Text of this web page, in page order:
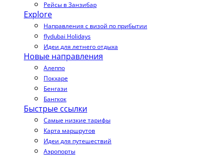
Рейсы в Занзибар
Explore
Направления с визой по прибытии
flydubai Holidays
Идеи для летнего отдыха
Новые направления
Алеппо
Покхаре
Бенгази
Бангкок
Быстрые ссылки
Самые низкие тарифы
Карта маршрутов
Идеи для путешествий
Аэропорты